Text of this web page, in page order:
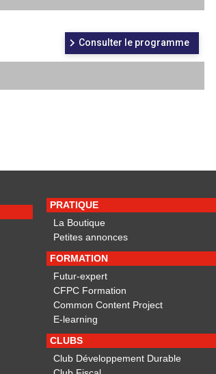
Consulter le programme
PRATIQUE
La Boutique
Petites annonces
FORMATION
Futur-expert
CFPC Formation
Common Content Project
E-learning
CLUBS
Club Développement Durable